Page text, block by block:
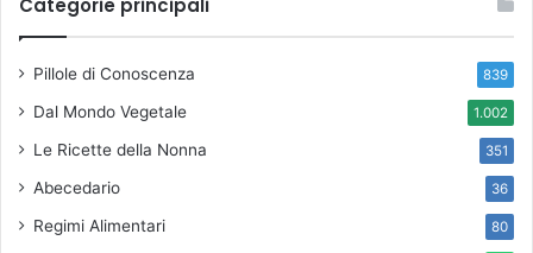
Categorie principali
Pillole di Conoscenza 839
Dal Mondo Vegetale 1.002
Le Ricette della Nonna 351
Abecedario 36
Regimi Alimentari 80